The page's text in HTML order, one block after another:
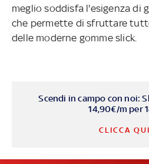
meglio soddisfa l'esigenza di
che permette di sfruttare
delle moderne gomme slick.
Scendi in campo con noi:
14,90€/m per
CLICCA QUI